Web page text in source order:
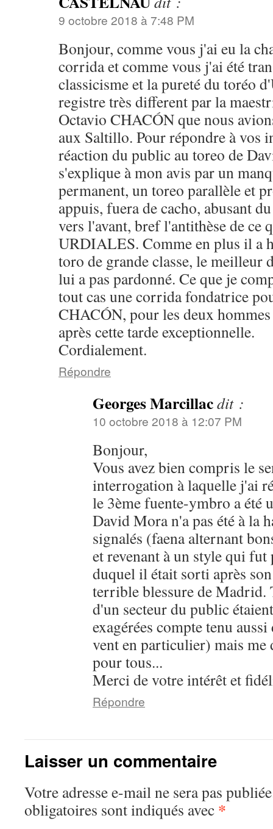
9 octobre 2018 à 7:48 PM
Bonjour, comme vous j'ai eu la
corrida et comme vous j'ai été
classicisme et la pureté du toréo
registre très different par la
Octavio CHACÓN que nous
aux Saltillo. Pour répondre à vos
réaction du public au toreo de
s'explique à mon avis par un
permanent, un toreo parallèle et
appuis, fuera de cacho, abusant
vers l'avant, bref l'antithèse de ce
URDIALES. Comme en plus il a
toro de grande classe, le meilleur
lui a pas pardonné. Ce que je
tout cas une corrida fondatrice
CHACÓN, pour les deux
après cette tarde exceptionnelle.
Cordialement.
Répondre
Georges Marcillacdit :
10 octobre 2018 à 12:07 PM
Bonjour,
Vous avez bien compris le
interrogation à laquelle j'ai
le 3ème fuente-ymbro a été
David Mora n'a pas été à la
signalés (faena alternant
et revenant à un style qui
duquel il était sorti après
terrible blessure de Madrid.
d'un secteur du public
exagérées compte tenu
vent en particulier) mais me
pour tous...
Merci de votre intérêt et
Répondre
Laisser un commentaire
Votre adresse e-mail ne sera pas
obligatoires sont indiqués avec *